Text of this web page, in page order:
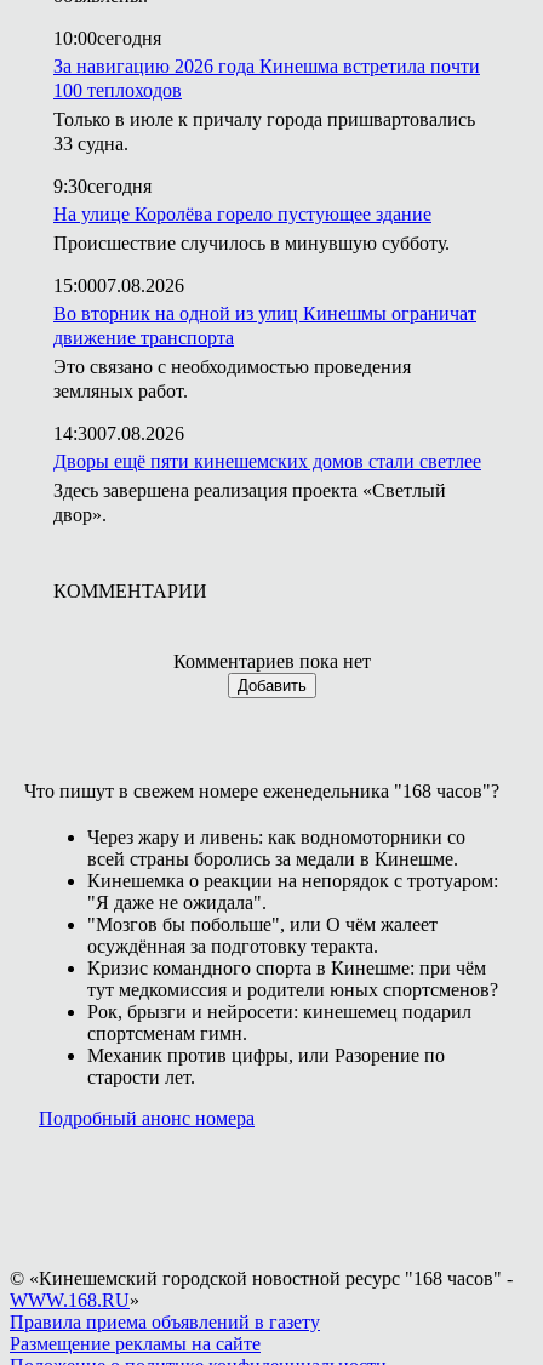
10:00сегодня
За навигацию 2026 года Кинешма встретила почти
100 теплоходов
Только в июле к причалу города пришвартовались
33 судна.
9:30сегодня
На улице Королёва горело пустующее здание
Происшествие случилось в минувшую субботу.
15:0007.08.2026
Во вторник на одной из улиц Кинешмы ограничат
движение транспорта
Это связано с необходимостью проведения
земляных работ.
14:3007.08.2026
Дворы ещё пяти кинешемских домов стали светлее
Здесь завершена реализация проекта «Светлый
двор».
КОММЕНТАРИИ
Комментариев пока нет
Добавить
Что пишут в свежем номере еженедельника "168 часов"?
Через жару и ливень: как водномоторники со
всей страны боролись за медали в Кинешме.
Кинешемка о реакции на непорядок с тротуаром:
"Я даже не ожидала".
"Мозгов бы побольше", или О чём жалеет
осуждённая за подготовку теракта.
Кризис командного спорта в Кинешме: при чём
тут медкомиссия и родители юных спортсменов?
Рок, брызги и нейросети: кинешемец подарил
спортсменам гимн.
Механик против цифры, или Разорение по
старости лет.
Подробный анонс номера
© «Кинешемский городской новостной ресурс "168 часов" -
WWW.168.RU»
Правила приема объявлений в газету
Размещение рекламы на сайте